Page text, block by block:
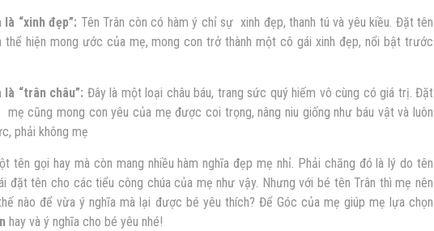
“xinh đẹp”: Tên Trân còn có hàm ý chỉ sự xinh đẹp, thanh tú và yêu kiều. Đặt tên
thể hiện mong ước của mẹ, mong con trở thành một cô gái xinh đẹp, nổi bật trước
“trân châu”: Đây là một loại châu báu, trang sức quý hiếm vô cùng có giá trị. Đặt
mẹ cũng mong con yêu của mẹ được coi trọng,nâng niu giống như báu vật và luôn
phải không mẹ
tên gọi hay mà còn mang nhiều hàm nghĩa đẹp mẹ nhỉ. Phải chăng đó là lý do tên
đặt tên cho các tiểu công chúa của mẹ như vậy. Nhưng với bé tên Trân thì mẹ nên
nào để vừa ý nghĩa mà lại được bé yêu thích? Để Góc của mẹ giúp mẹ lựa chọn
hay và ý nghĩa cho bé yêu nhé!